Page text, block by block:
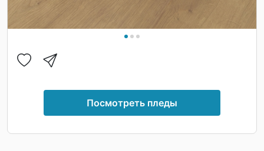
Посмотреть пледы